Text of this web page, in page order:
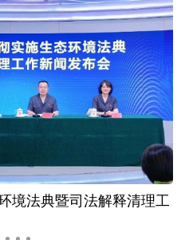
主任委员（扩大）会议
面清单备案案例落地北京
台规划让民企敢闯敢投
千行百业装上智慧引擎
:DeepSeek、腾讯等在列
境法典暨司法解释清理工